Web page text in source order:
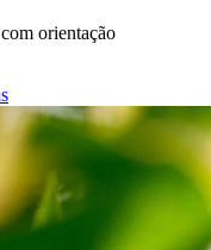
orientação